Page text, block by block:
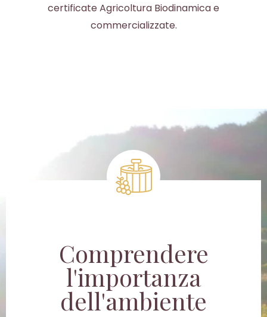
certificate Agricoltura Biodinamica e
commercializzate.
Comprendere
l'importanza
dell'ambiente